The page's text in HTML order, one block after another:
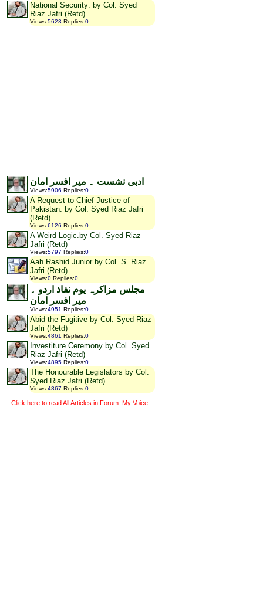
National Security: by Col. Syed
Riaz Jafri (Retd)
Views:5623 Replies:0
ادبی نشست ۔ میر افسر امان
Views:5906 Replies:0
A Request to Chief Justice of
Pakistan: by Col. Syed Riaz Jafri
(Retd)
Views:6126 Replies:0
A Weird Logic.by Col. Syed Riaz
Jafri (Retd)
Views:5797 Replies:0
Aah Rashid Junior by Col. S. Riaz
Jafri (Retd)
Views:0 Replies:0
مجلس مزاکرہ یوم نفاذ اردو ۔
میر افسر امان
Views:4951 Replies:0
Abid the Fugitive by Col. Syed Riaz
Jafri (Retd)
Views:4861 Replies:0
Investiture Ceremony by Col. Syed
Riaz Jafri (Retd)
Views:4895 Replies:0
The Honourable Legislators by Col.
Syed Riaz Jafri (Retd)
Views:4867 Replies:0
Click here to read All Articles in Forum: My Voice